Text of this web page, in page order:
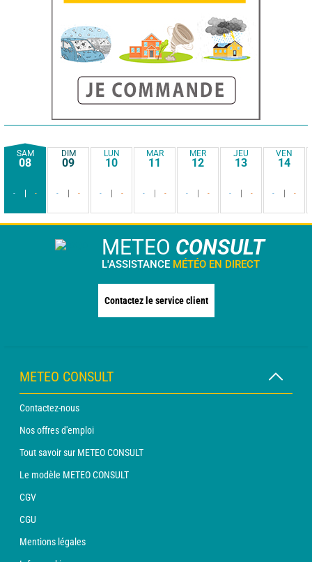
SAM
08
- -
DIM
09
- -
LUN
10
- -
MAR
11
- -
MER
12
- -
JEU
13
- -
VEN
14
- -
METEO CONSULT
L'ASSISTANCE MÉTÉO EN DIRECT
Contactez le service client
METEO CONSULT
Contactez-nous
Nos offres d'emploi
Tout savoir sur METEO CONSULT
Le modèle METEO CONSULT
CGV
CGU
Mentions légales